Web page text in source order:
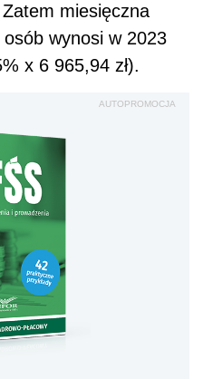
miesięczna
wynosi w 2023
x 6 965,94 zł).
AUTOPROMOCJA